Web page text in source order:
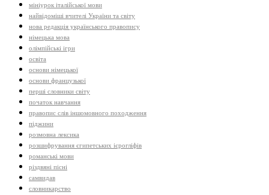
мініурок італійської мови
найвідоміші вчителі України та світу
нова редакція українського правопису
німецька мова
олімпійські ігри
освіта
основи німецької
основи французької
перші словники світу
початок навчання
правопис слів іншомовного походження
піджини
розмовна лексика
розшифрування єгипетських ієрогліфів
романські мови
різдвяні пісні
самвидав
словникарство